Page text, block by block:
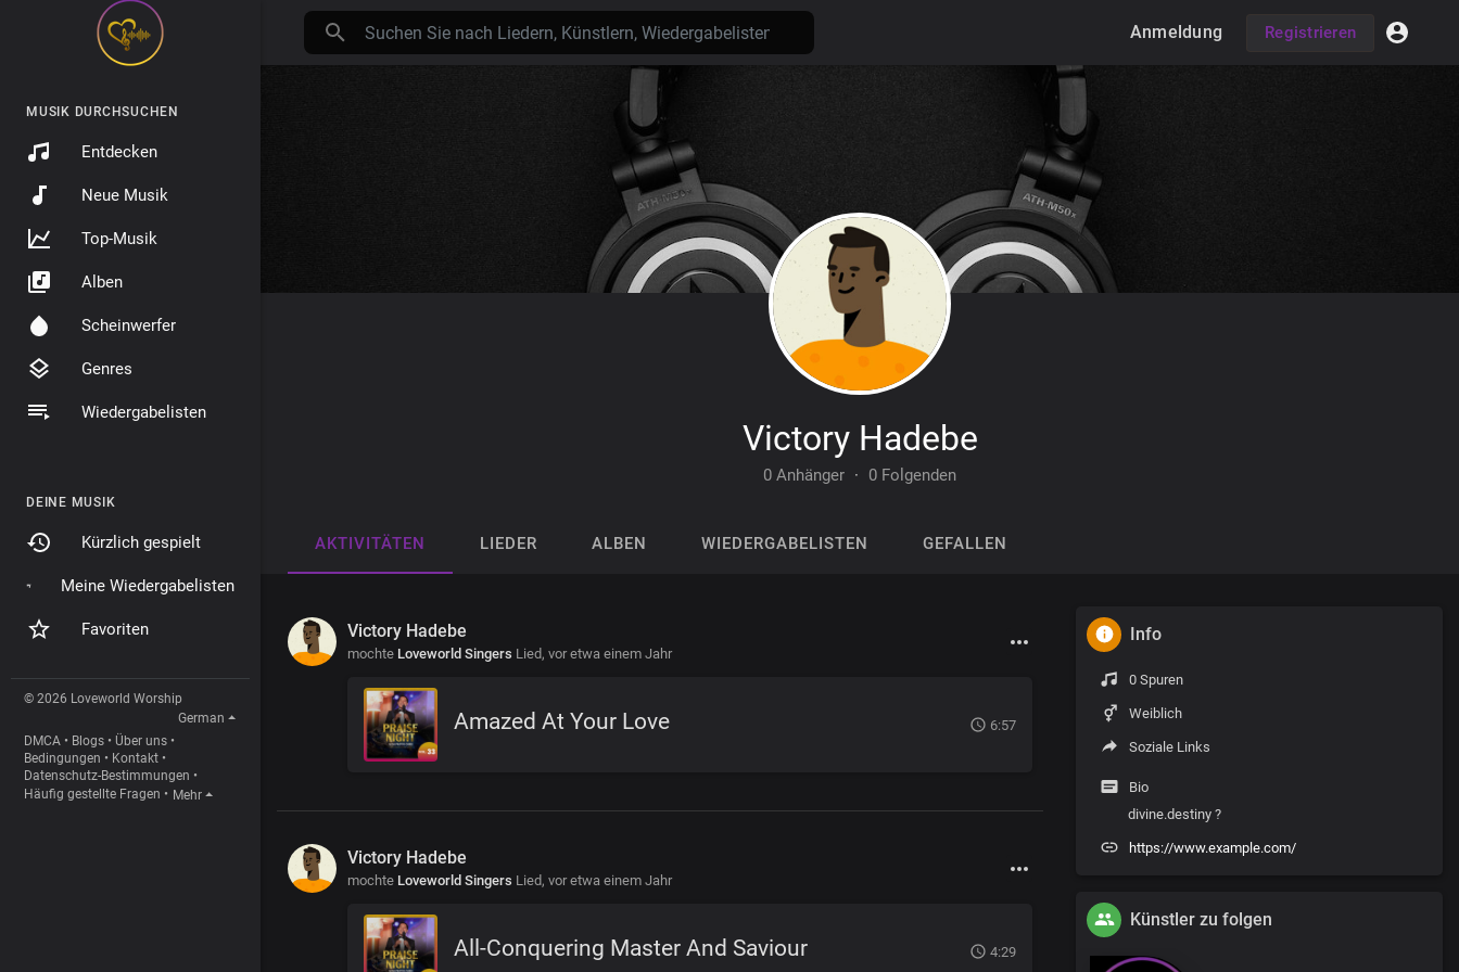
MUSIK DURCHSUCHEN
Entdecken
Neue Musik
Top-Musik
Alben
Scheinwerfer
Genres
Wiedergabelisten
DEINE MUSIK
Kürzlich gespielt
Meine Wiedergabelisten
Favoriten
© 2026 Loveworld Worship
German
DMCA • Blogs • Über uns •
Bedingungen • Kontakt •
Datenschutz-Bestimmungen •
Häufig gestellte Fragen • Mehr
Anmeldung Registrieren
Victory Hadebe
0 Anhänger · 0 Folgenden
AKTIVITÄTEN LIEDER ALBEN WIEDERGABELISTEN GEFALLEN
Victory Hadebe
mochte Loveworld Singers Lied, vor etwa einem Jahr
Amazed At Your Love 6:57
Victory Hadebe
mochte Loveworld Singers Lied, vor etwa einem Jahr
All-Conquering Master And Saviour 4:29
Info
0 Spuren
Weiblich
Soziale Links
Bio
divine.destiny ?
https://www.example.com/
Künstler zu folgen